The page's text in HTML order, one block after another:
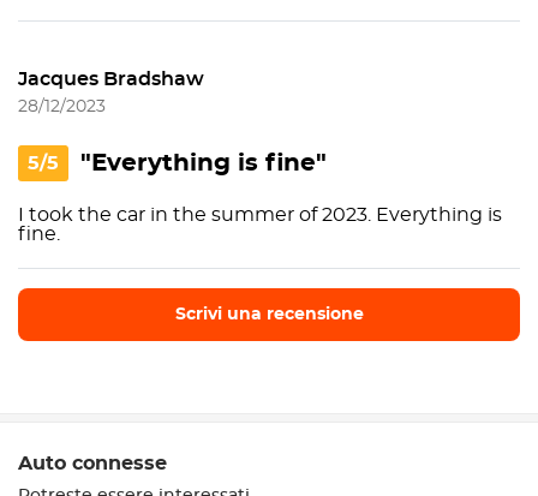
Jacques Bradshaw
28/12/2023
5/5 "Everything is fine"
I took the car in the summer of 2023. Everything is
fine.
Scrivi una recensione
Auto connesse